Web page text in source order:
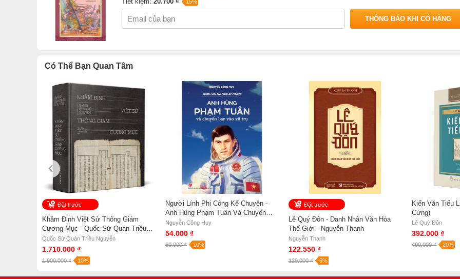
-15%
THÔNG BÁO KHI CÓ HÀNG
Có Thể Bạn Quan Tâm
Đặt trước
Khâm Định Việt Sử Thông Giám
Cương Mục - Quốc Sử Quán Triều
Nguyễn (Bìa Cứng)
Quốc Sử Quán Triều Nguyễn
1.710.000 ₫
1.900.000 ₫ -10%
Người Lính Phi Công Kể Chuyện -
Anh Hùng Phạm Tuân Và Chuyến
Bay Vào Vũ Trụ - Nguyễn Công Huy
Nguyễn Công Huy
54.000 ₫
60.000 ₫ -10%
Đặt trước
Lê Quý Đôn - Danh Nhân Văn Hóa
Thế Giới - Nguyễn Thanh
Nguyễn Thanh
122.550 ₫
129.000 ₫ -5%
Kiến Văn Tiểu
Cứng)
Lê Quý Đôn
392.000 ₫
490.000 ₫ -20%